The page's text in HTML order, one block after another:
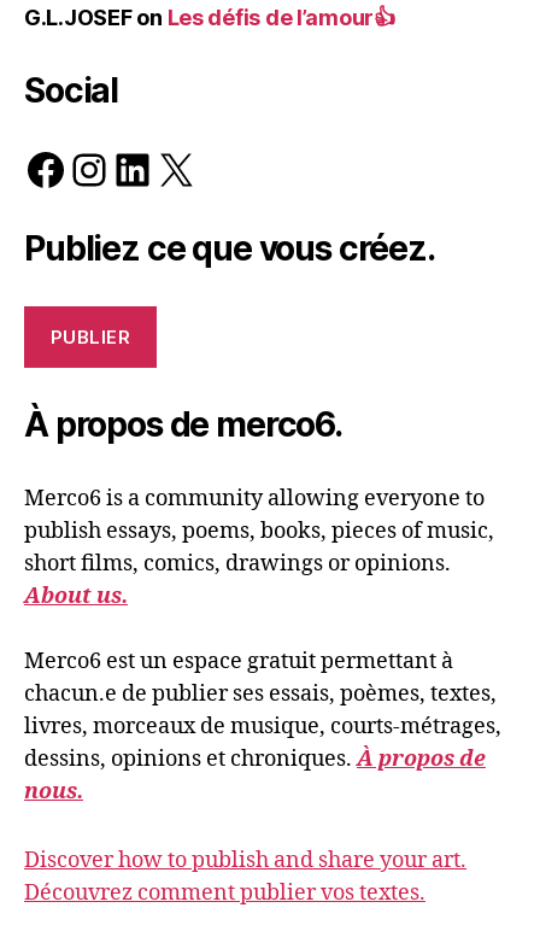
G.L.JOSEFon Les défis de l’amour👍
Social
Facebook
Instagram
LinkedIn
X
Publiez ce que vous créez.
PUBLIER
À propos de merco6.
Merco6 is a community allowing everyone to
publish essays, poems, books, pieces of music,
short films, comics, drawings or opinions.
About us.
Merco6 est un espace gratuit permettant à
chacun.e de publier ses essais, poèmes, textes,
livres, morceaux de musique, courts-métrages,
dessins, opinions et chroniques.À propos de
nous.
Discover how to publish and share your art.
Découvrez comment publier vos textes.